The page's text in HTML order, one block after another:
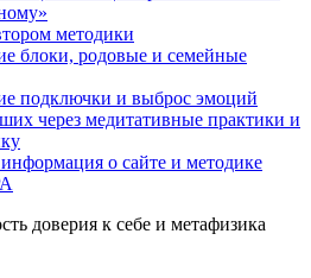
методики
блоки, родовые и семейные
подключки и выброс эмоций
через медитативные практики и
о сайте и методике
доверия к себе и метафизика